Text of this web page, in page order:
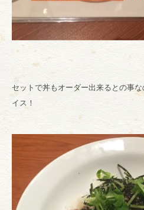
セットで丼もオーダー出来るとの事
イス！